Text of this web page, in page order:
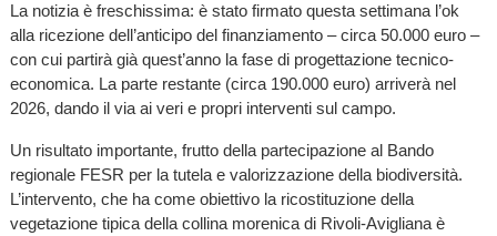
La notizia è freschissima: è stato firmato questa settimana l’ok
alla ricezione dell’anticipo del finanziamento – circa 50.000 euro –
con cui partirà già quest’anno la fase di progettazione tecnico-
economica. La parte restante (circa 190.000 euro) arriverà nel
2026, dando il via ai veri e propri interventi sul campo.
Un risultato importante, frutto della partecipazione al Bando
regionale FESR per la tutela e valorizzazione della biodiversità.
L’intervento, che ha come obiettivo la ricostituzione della
vegetazione tipica della collina morenica di Rivoli-Avigliana è